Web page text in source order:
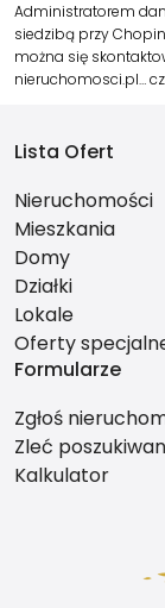
Administratorem
siedzibą przy
można się
nieruchomosci.pl…
Lista Ofert
Nieruchomości
Mieszkania
Domy
Działki
Lokale
Oferty
Formularze
Zgłoś
Zleć
Kalkulator